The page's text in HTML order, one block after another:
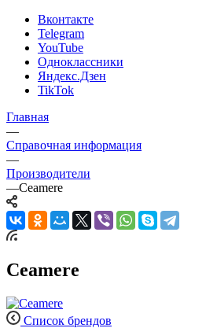
Вконтакте
Telegram
YouTube
Одноклассники
Яндекс.Дзен
TikTok
Главная
—
Справочная информация
—
Производители
—Ceamere
Ceamere
Список брендов